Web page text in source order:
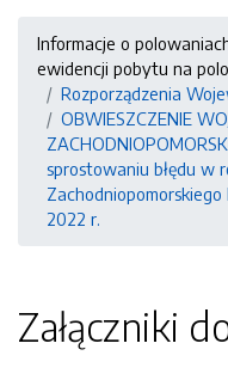
Informacje o
ewidencji pobytu na
Rozporządzenia
OBWIESZCZENIE
sprostowaniu błędu w
2022 r.
Załączniki